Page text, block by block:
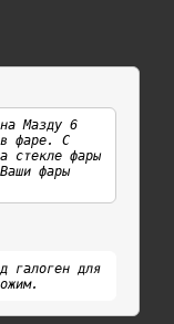
Мазду 6
фаре. С
стекле фары
фары
галоген для